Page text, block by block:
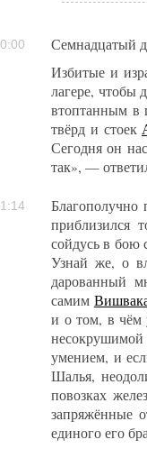
Семнадцатый
Избитые и
лагере, чтобы
втоптанным в
твёрд и стоек
Сегодня он
так», —
приблизился
сойдусь в бою
Узнай же, о
дарованный
самим
и о том, в чём
умением, и
Шалья,
повозках
запряжённые
единого его